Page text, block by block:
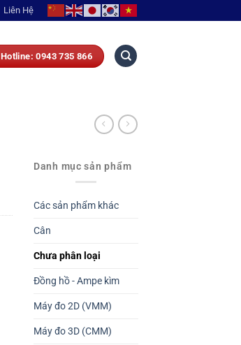
Liên Hệ
Hotline: 0943 735 866
Danh mục sản phẩm
Các sản phẩm khác
Cân
Chưa phân loại
Đồng hồ - Ampe kìm
Máy đo 2D (VMM)
Máy đo 3D (CMM)